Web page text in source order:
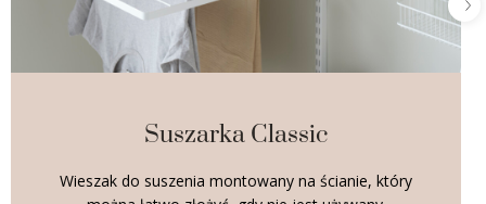
Suszarka Classic
Wieszak do suszenia montowany na ścianie, który